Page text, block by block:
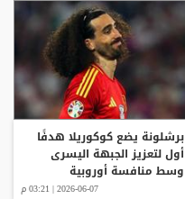
برشلونة يضع كوكوريلا هدفًا
أول لتعزيز الجبهة اليسرى
وسط منافسة أوروبية
2026-06-07 | 03:21 م